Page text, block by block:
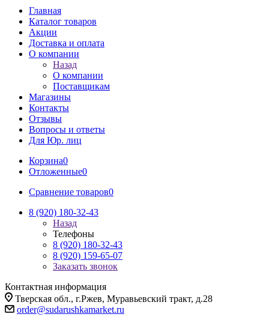
Главная
Каталог товаров
Акции
Доставка и оплата
О компании
Назад
О компании
Поставщикам
Магазины
Контакты
Отзывы
Вопросы и ответы
Для Юр. лиц
Корзина0
Отложенные0
Сравнение товаров0
8 (920) 180-32-43
Назад
Телефоны
8 (920) 180-32-43
8 (920) 159-65-07
Заказать звонок
Контактная информация
Тверская обл., г.Ржев, Муравьевский тракт, д.28
order@sudarushkamarket.ru